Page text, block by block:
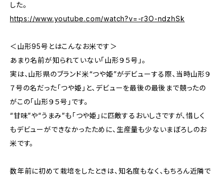
した。
https://www.youtube.com/watch?v=-r3O-ndzhSk
＜山形95号とはこんなお米です＞
あまり名前が知られていない「山形９５号」。
実は、山形県のブランド米“つや姫”がデビューする際、当時山形９
７号の名だった「つや姫」と、デビューを最後の最後まで競ったの
がこの「山形９５号」です。
“甘味”や“うまみ”も「つや姫」に匹敵するおいしさですが、惜しく
もデビューができなかったために、生産量も少ないまぼろしのお
米です。
数年前に初めて栽培をしたときは、知名度もなく、もちろん近隣で